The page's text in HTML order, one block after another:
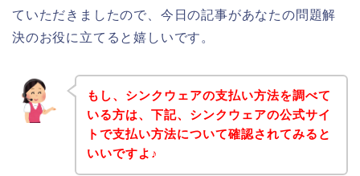
ていただきましたので、今日の記事があなたの問題解
決のお役に立てると嬉しいです。
もし、シンクウェアの支払い方法を調べて
いる方は、下記、シンクウェアの公式サイ
トで支払い方法について確認されてみると
いいですよ♪